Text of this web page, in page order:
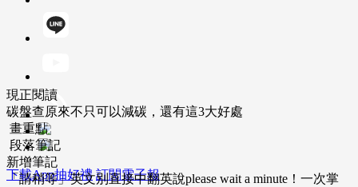
下載App抽好禮 訂閱電子報
現正閱讀
碳盤查原來不只可以減碳，還有這3大好處
畫重點
段落筆記
新增筆記
「請稍等」英文別直接中翻英說please wait a minute！一次掌